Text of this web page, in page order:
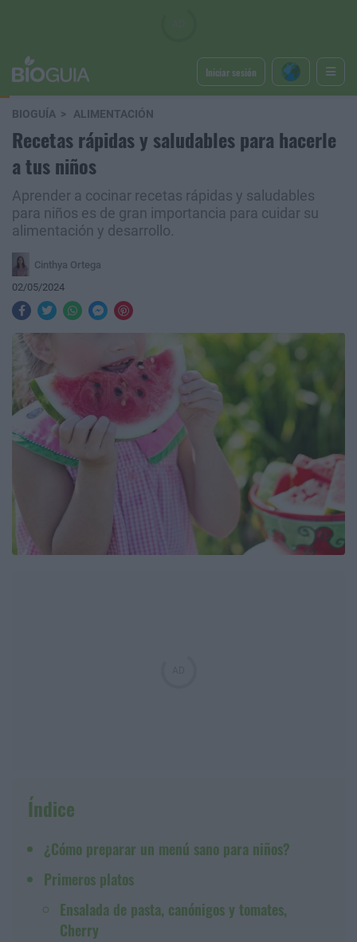
Iniciar sesión
BIOGUÍA ALIMENTACIÓN
Recetas rápidas y saludables para hacerle
a tus niños
Aprender a cocinar recetas rápidas y saludables
para niños es de gran importancia para cuidar su
alimentación y desarrollo.
Cinthya Ortega
02/05/2024
Índice
¿Cómo preparar un menú sano para niños?
Primeros platos
Ensalada de pasta, canónigos y tomates,
Cherry